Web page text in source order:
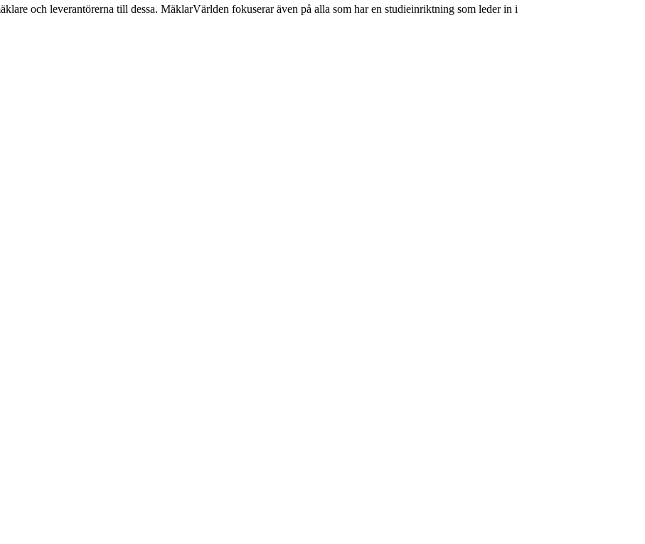
och leverantörerna till dessa. MäklarVärlden fokuserar även på alla som har en studieinriktning som leder in i